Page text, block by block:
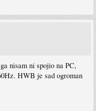
nisam ni spojio na PC,
HWB je sad ogroman